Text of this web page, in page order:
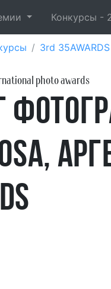
Конкурсы -
3rd 35AWARDS
photo awards